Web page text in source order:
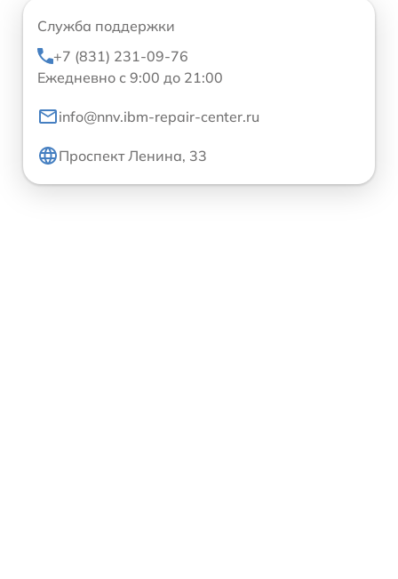
Служба поддержки
+7 (831) 231-09-76
Ежедневно с 9:00 до 21:00
info@nnv.ibm-repair-center.ru
Проспект Ленина, 33